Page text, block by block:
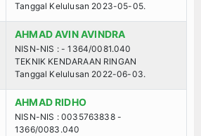
Tanggal Kelulusan 2023-05-05.
AHMAD AVIN AVINDRA
NISN-NIS : - 1364/0081.040
TEKNIK KENDARAAN RINGAN
Tanggal Kelulusan 2022-06-03.
AHMAD RIDHO
NISN-NIS : 0035763838 -
1366/0083.040